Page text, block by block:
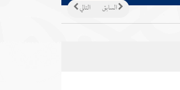
التالي السابق